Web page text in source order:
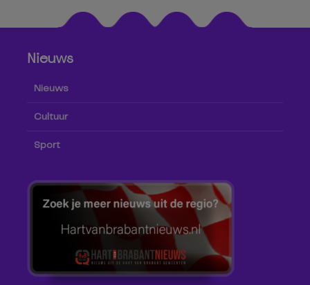
Nieuws
Nieuws
Cultuur
Sport